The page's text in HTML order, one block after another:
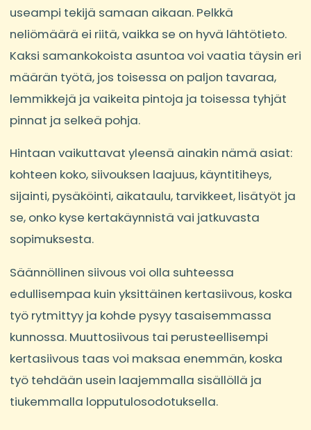
useampi tekijä samaan aikaan. Pelkkä
neliömäärä ei riitä, vaikka se on hyvä lähtötieto.
Kaksi samankokoista asuntoa voi vaatia täysin eri
määrän työtä, jos toisessa on paljon tavaraa,
lemmikkejä ja vaikeita pintoja ja toisessa tyhjät
pinnat ja selkeä pohja.
Hintaan vaikuttavat yleensä ainakin nämä asiat:
kohteen koko, siivouksen laajuus, käyntitiheys,
sijainti, pysäköinti, aikataulu, tarvikkeet, lisätyöt ja
se, onko kyse kertakäynnistä vai jatkuvasta
sopimuksesta.
Säännöllinen siivous voi olla suhteessa
edullisempaa kuin yksittäinen kertasiivous, koska
työ rytmittyy ja kohde pysyy tasaisemmassa
kunnossa. Muuttosiivous tai perusteellisempi
kertasiivous taas voi maksaa enemmän, koska
työ tehdään usein laajemmalla sisällöllä ja
tiukemmalla lopputulosodotuksella.